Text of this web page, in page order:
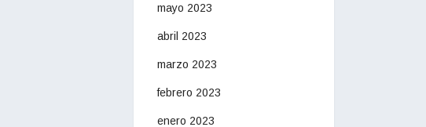
mayo 2023
abril 2023
marzo 2023
febrero 2023
enero 2023